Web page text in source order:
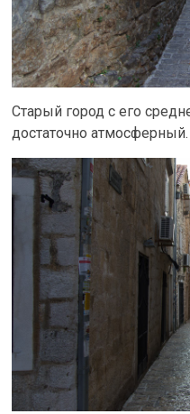
Старый город с его
достаточно атмосферный.